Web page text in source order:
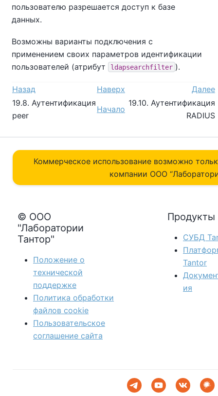
пользователю разрешается доступ к базе
данных.
Возможны варианты подключения с
применением своих параметров идентификации
пользователей (атрибут
ldapsearchfilter ).
Назад Наверх
Далее
19.8. Аутентификация
peer
Начало
19.10. Аутентификация
RADIUS
Коммерческое использование возможно
компании ОOO
© ООО
"Лаборатории
Тантор"
Положение о
технической
поддержке
Политика обработки
файлов сookie
Пользовательское
соглашение сайта
Продукты
СУБД
Tantor
ия